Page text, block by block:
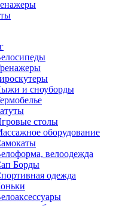
и сноуборды
столы
оборудование
велоодежда
Борды
одежда